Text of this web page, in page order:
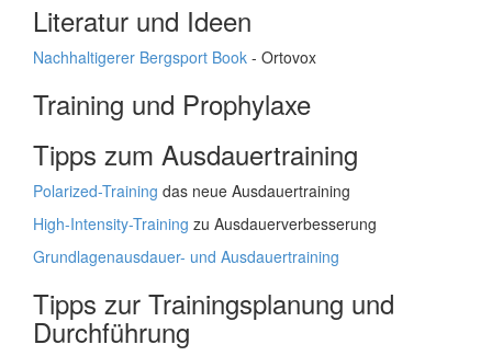
Literatur und Ideen
Nachhaltigerer Bergsport Book - Ortovox
Training und Prophylaxe
Tipps zum Ausdauertraining
Polarized-Training das neue Ausdauertraining
High-Intensity-Training zu Ausdauerverbesserung
Grundlagenausdauer- und Ausdauertraining
Tipps zur Trainingsplanung und
Durchführung